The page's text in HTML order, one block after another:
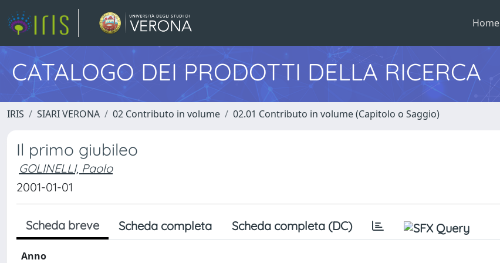
Home
CATALOGO DEI PRODOTTI DELLA RICERCA
IRIS SIARI VERONA 02 Contributo in volume 02.01 Contributo in volume (Capitolo o Saggio)
Il primo giubileo
GOLINELLI, Paolo
2001-01-01
Scheda breve Scheda completa Scheda completa (DC)
Anno